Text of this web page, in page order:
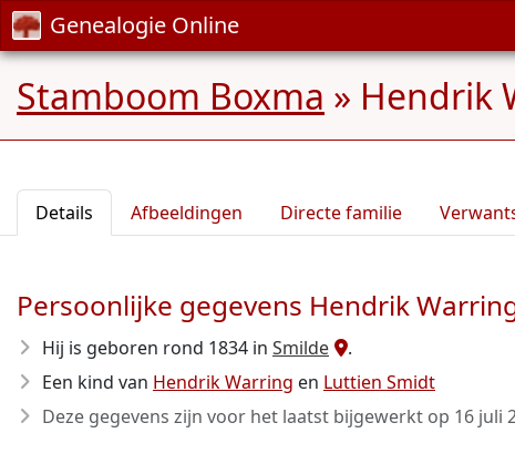
Genealogie Online
Stamboom Boxma » Hendrik
Details Afbeeldingen Directe familie
Persoonlijke gegevens Hendrik
Hij is geboren rond 1834 in Smilde
.
Een kind van Hendrik Warring en Luttien Smidt
Deze gegevens zijn voor het laatst bijgewerkt op 16 juli